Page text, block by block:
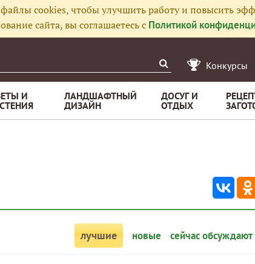
cookies, чтобы улучшить работу и повысить
сайта, вы соглашаетесь с Политикой
Конкурсы
И
ЛАНДШАФТНЫЙ
ДИЗАЙН
ДОСУГ И
ОТДЫХ
лучшие новые сейчас обсуждают